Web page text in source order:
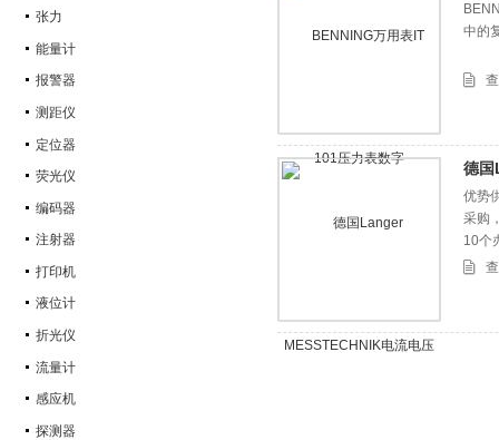
张力
能量计
报警器
测距仪
定位器
荧光仪
编码器
注射器
打印机
液位计
折光仪
流量计
感应机
探测器
中的
德国
优势
采购
10个